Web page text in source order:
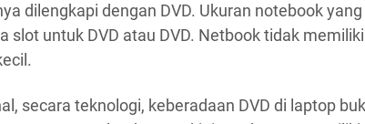
dilengkapi dengan DVD. Ukuran notebook
slot untuk DVD atau DVD. Netbook tidak
secara teknologi, keberadaan DVD di laptop